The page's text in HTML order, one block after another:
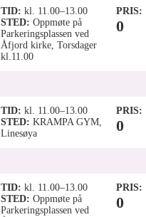
TID kl. 11.00–13.00
STED Oppmøte på
Parkeringsplassen ved
Åfjord kirke, Torsdager
kl.11.00
PRIS
0
TID kl. 11.00–13.00
STED KRAMPA GYM,
Linesøya
PRIS
0
TID kl. 11.00–13.00
STED Oppmøte på
Parkeringsplassen ved
PRIS
0